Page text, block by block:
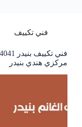
فني تكييف
مركزي هندي بنيدر